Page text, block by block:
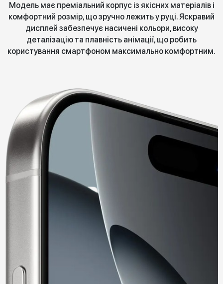
Модель має преміальний корпус із якісних матеріалів і
комфортний розмір, що зручно лежить у руці. Яскравий
дисплей забезпечує насичені кольори, високу
деталізацію та плавність анімації, що робить
користування смартфоном максимально комфортним.